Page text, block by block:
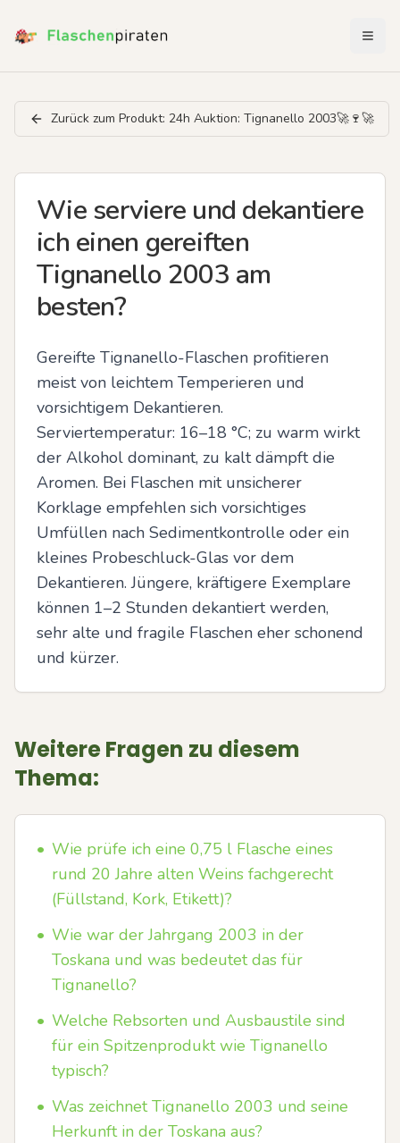
Zurück zum Produkt: 24h Auktion: Tignanello 2003🚀🍷🚀
Wie serviere und dekantiere
ich einen gereiften
Tignanello 2003 am
besten?
Gereifte Tignanello-Flaschen profitieren
meist von leichtem Temperieren und
vorsichtigem Dekantieren.
Serviertemperatur: 16–18 °C; zu warm wirkt
der Alkohol dominant, zu kalt dämpft die
Aromen. Bei Flaschen mit unsicherer
Korklage empfehlen sich vorsichtiges
Umfüllen nach Sedimentkontrolle oder ein
kleines Probeschluck-Glas vor dem
Dekantieren. Jüngere, kräftigere Exemplare
können 1–2 Stunden dekantiert werden,
sehr alte und fragile Flaschen eher schonend
und kürzer.
Weitere Fragen zu diesem
Thema:
• Wie prüfe ich eine 0,75 l Flasche eines
rund 20 Jahre alten Weins fachgerecht
(Füllstand, Kork, Etikett)?
• Wie war der Jahrgang 2003 in der
Toskana und was bedeutet das für
Tignanello?
• Welche Rebsorten und Ausbaustile sind
für ein Spitzenprodukt wie Tignanello
typisch?
• Was zeichnet Tignanello 2003 und seine
Herkunft in der Toskana aus?